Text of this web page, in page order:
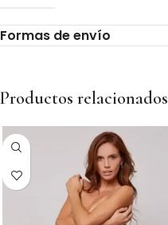
Formas de envío
Productos relacionados